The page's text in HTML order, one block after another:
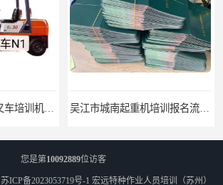
2022昆山市工业区叉车培训机构学会为止 吴江市城南起重机培训报名流程-随报随考
您是第10092889位访客
苏ICP备2023053719号-1 宏远特种作业人员培训（苏州）